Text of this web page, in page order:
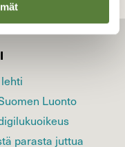
Luonto
parasta juttua